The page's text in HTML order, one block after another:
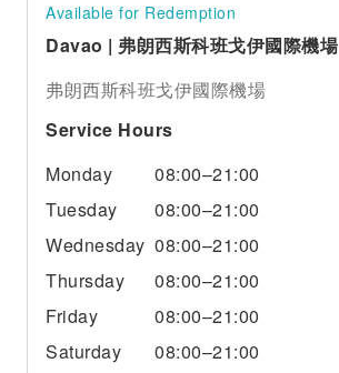
Available for Redemption
Davao | 弗朗西斯科班戈伊國際機場
弗朗西斯科班戈伊國際機場
Service Hours
Monday
08:00–21:00
Tuesday
08:00–21:00
Wednesday 08:00–21:00
Thursday
08:00–21:00
Friday
08:00–21:00
Saturday
08:00–21:00